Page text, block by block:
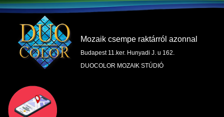
Mozaik csempe raktárról azonnal
Budapest 11.ker. Hunyadi J. u 162.
DUOCOLOR MOZAIK STÚDIÓ